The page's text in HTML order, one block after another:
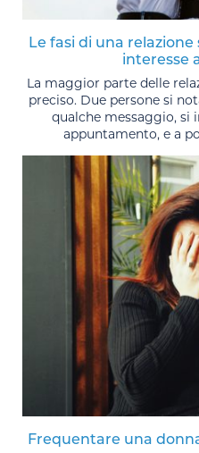
Le fasi di una
interesse
La maggior parte delle
preciso. Due persone si
qualche messaggio, si
appuntamento, e a
Frequentare una